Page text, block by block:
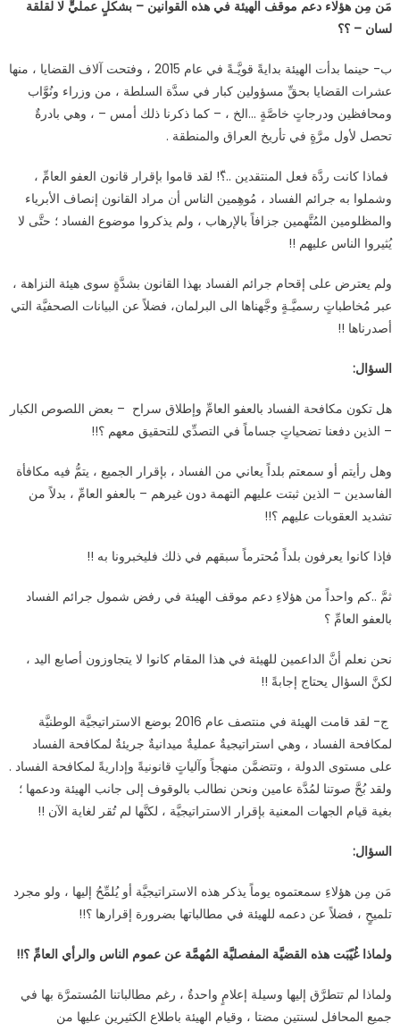
مَن مِن هؤلاء دعم موقف الهيئة في هذه القوانين – بشكلٍ عمليٍّ لا لقلقة
لسان – ؟؟
ب- حينما بدأت الهيئة بدايةً قويَّـةً في عام 2015 ، وفتحت آلاف القضايا ، منها
عشرات القضايا بحقِّ مسؤولين كبار في سدَّة السلطة ، من وزراء ونُوَّاب
ومحافظين ودرجاتٍ خاصَّةٍ …الخ ، – كما ذكرنا ذلك أمس – ، وهي بادرةٌ
تحصل لأول مرَّةٍ في تأريخ العراق والمنطقة .
فماذا كانت ردَّة فعل المنتقدين ..؟ّ! لقد قاموا بإقرار قانون العفو العامِّ ،
وشملوا به جرائم الفساد ، مُوهِمين الناس أن مراد القانون إنصاف الأبرياء
والمظلومين المُتَّهمين جزافاً بالإرهاب ، ولم يذكروا موضوع الفساد ؛ حتَّى لا
يُثيروا الناس عليهم !!
ولم يعترض على إقحام جرائم الفساد بهذا القانون بشدَّةٍ سوى هيئة النزاهة ،
عبر مُخاطباتٍ رسميَّـةٍ وجَّهناها الى البرلمان، فضلاً عن البيانات الصحفيَّة التي
أصدرناها !!
السؤال:
هل تكون مكافحة الفساد بالعفو العامِّ وإطلاق سراح – بعض اللصوص الكبار
– الذين دفعنا تضحياتٍ جساماً في التصدِّي للتحقيق معهم ؟!!
وهل رأيتم أو سمعتم بلداً يعاني من الفساد ، بإقرار الجميع ، يتمُّ فيه مكافأة
الفاسدين – الذين ثبتت عليهم التهمة دون غيرهم – بالعفو العامِّ ، بدلاً من
تشديد العقوبات عليهم ؟!!
فإذا كانوا يعرفون بلداً مُحترماً سبقهم في ذلك فليخبرونا به !!
ثمَّ ..كم واحداً من هؤلاءِ دعم موقف الهيئة في رفض شمول جرائم الفساد
بالعفو العامِّ ؟
نحن نعلم أنَّ الداعمين للهيئة في هذا المقام كانوا لا يتجاوزون أصابع اليد ،
لكنَّ السؤال يحتاج إجابةً !!
ج- لقد قامت الهيئة في منتصف عام 2016 بوضع الاستراتيجيَّة الوطنيَّة
لمكافحة الفساد ، وهي استراتيجيةٌ عمليةٌ ميدانيةٌ جريئةٌ لمكافحة الفساد
على مستوى الدولة ، وتتضمَّن منهجاً وآلياتٍ قانونيةً وإداريةً لمكافحة الفساد .
ولقد بُحَّ صوتنا لمُدَّة عامين ونحن نطالب بالوقوف إلى جانب الهيئة ودعمها ؛
بغية قيام الجهات المعنية بإقرار الاستراتيجيَّة ، لكنَّها لم تُقر لغاية الآن !!
السؤال:
مَن مِن هؤلاءِ سمعتموه يوماً يذكر هذه الاستراتيجيَّة أو يُلمِّحُ إليها ، ولو مجرد
تلميحٍ ، فضلاً عن دعمه للهيئة في مطالباتها بضرورة إقرارها ؟!!
ولماذا غُيّبَت هذه القضيَّة المفصليَّة المُهمَّة عن عموم الناس والرأي العامِّ ؟!!
ولماذا لم تتطرَّق إليها وسيلة إعلامٍ واحدةٌ ، رغم مطالباتنا المُستمرَّة بها في
جميع المحافل لسنتين مضتا ، وقيام الهيئة باطلاع الكثيرين عليها من